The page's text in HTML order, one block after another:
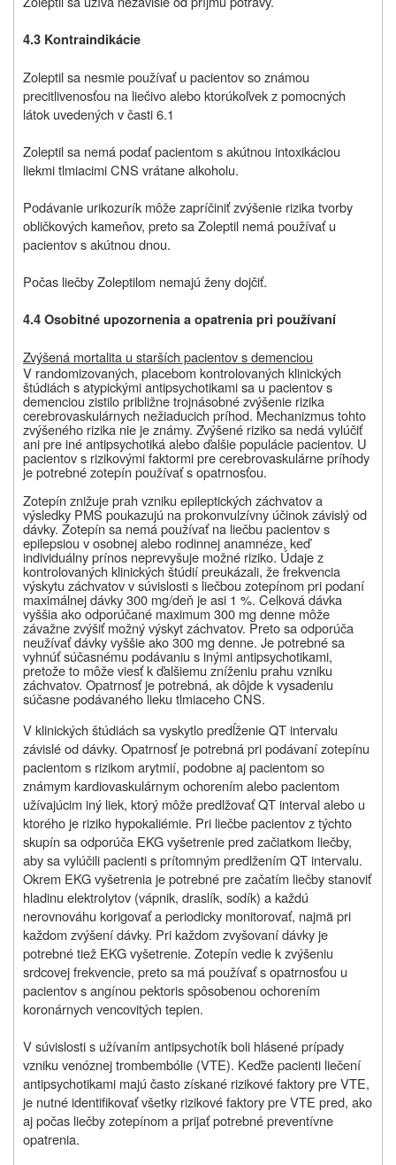
4.3 Kontraindikácie
Zoleptil sa nesmie používať u pacientov so známou
precitlivenosťou na liečivo alebo ktorúkoľvek z pomocných
látok uvedených v časti 6.1
Zoleptil sa nemá podať pacientom s akútnou intoxikáciou
liekmi tlmiacimi CNS vrátane alkoholu.
Podávanie urikozurík môže zapríčiniť zvýšenie rizika tvorby
obličkových kameňov, preto sa Zoleptil nemá používať u
pacientov s akútnou dnou.
Počas liečby Zoleptilom nemajú ženy dojčiť.
4.4 Osobitné upozornenia a opatrenia pri používaní
Zvýšená mortalita u starších pacientov s demenciou
V randomizovaných, placebom kontrolovaných klinických
štúdiách s atypickými antipsychotikami sa u pacientov s
demenciou zistilo približne trojnásobné zvýšenie rizika
cerebrovaskulárnych nežiaducich príhod. Mechanizmus tohto
zvýšeného rizika nie je známy. Zvýšené riziko sa nedá vylúčiť
ani pre iné antipsychotiká alebo ďalšie populácie pacientov. U
pacientov s rizikovými faktormi pre cerebrovaskulárne príhody
je potrebné zotepín používať s opatrnosťou.
Zotepín znižuje prah vzniku epileptických záchvatov a
výsledky PMS poukazujú na prokonvulzívny účinok závislý od
dávky. Zotepín sa nemá používať na liečbu pacientov s
epilepsiou v osobnej alebo rodinnej anamnéze, keď
individuálny prínos neprevyšuje možné riziko. Údaje z
kontrolovaných klinických štúdií preukázali, že frekvencia
výskytu záchvatov v súvislosti s liečbou zotepínom pri podaní
maximálnej dávky 300 mg/deň je asi 1 %. Celková dávka
vyššia ako odporúčané maximum 300 mg denne môže
závažne zvýšiť možný výskyt záchvatov. Preto sa odporúča
neužívať dávky vyššie ako 300 mg denne. Je potrebné sa
vyhnúť súčasnému podávaniu s inými antipsychotikami,
pretože to môže viesť k ďalšiemu zníženiu prahu vzniku
záchvatov. Opatrnosť je potrebná, ak dôjde k vysadeniu
súčasne podávaného lieku tlmiaceho CNS.
V klinických štúdiách sa vyskytlo predĺženie QT intervalu
závislé od dávky. Opatrnosť je potrebná pri podávaní zotepínu
pacientom s rizikom arytmií, podobne aj pacientom so
známym kardiovaskulárnym ochorením alebo pacientom
užívajúcim iný liek, ktorý môže predlžovať QT interval alebo u
ktorého je riziko hypokaliémie. Pri liečbe pacientov z týchto
skupín sa odporúča EKG vyšetrenie pred začiatkom liečby,
aby sa vylúčili pacienti s prítomným predlžením QT intervalu.
Okrem EKG vyšetrenia je potrebné pre začatím liečby stanoviť
hladinu elektrolytov (vápnik, draslík, sodík) a každú
nerovnováhu korigovať a periodicky monitorovať, najmä pri
každom zvýšení dávky. Pri každom zvyšovaní dávky je
potrebné tiež EKG vyšetrenie. Zotepín vedie k zvýšeniu
srdcovej frekvencie, preto sa má používať s opatrnosťou u
pacientov s angínou pektoris spôsobenou ochorením
koronárnych vencovitých tepien.
V súvislosti s užívaním antipsychotík boli hlásené prípady
vzniku venóznej trombembólie (VTE). Keďže pacienti liečení
antipsychotikami majú často získané rizikové faktory pre VTE,
je nutné identifikovať všetky rizikové faktory pre VTE pred, ako
aj počas liečby zotepínom a prijať potrebné preventívne
opatrenia.